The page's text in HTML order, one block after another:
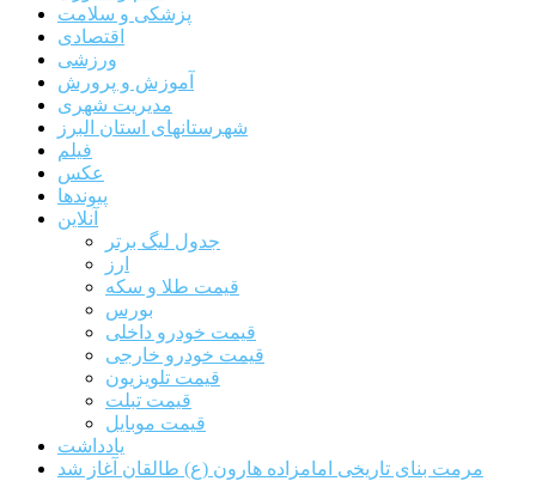
پزشکی و سلامت
اقتصادی
ورزشی
آموزش و پرورش
مدیریت شهری
شهرستانهای استان البرز
فیلم
عکس
پیوندها
آنلاین
جدول لیگ برتر
ارز
قیمت طلا و سکه
بورس
قیمت خودرو داخلی
قیمت خودرو خارجی
قیمت تلویزیون
قیمت تبلت
قیمت موبایل
یادداشت
مرمت بنای تاریخی امامزاده هارون (ع) طالقان آغاز شد